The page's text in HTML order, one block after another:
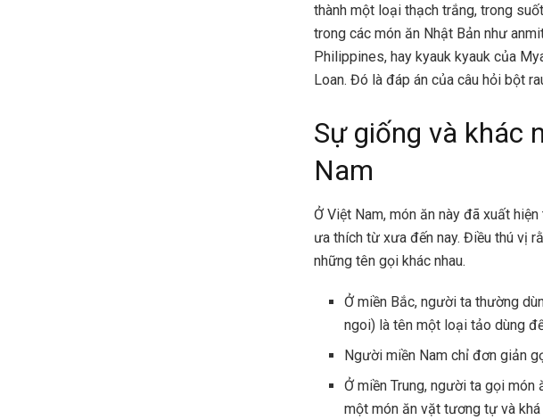
thành một loại thạch trắng, trong
trong các món ăn Nhật Bản như
Philippines, hay kyauk kyauk của
Loan. Đó là đáp án của câu hỏi bột
Sự giống và khác
Nam
Ở Việt Nam, món ăn này đã xuất
ưa thích từ xưa đến nay. Điều thú vị
những tên gọi khác nhau.
Ở miền Bắc, người ta thường
ngoi) là tên một loại tảo dùng
Người miền Nam chỉ đơn giản
Ở miền Trung, người ta gọi
một món ăn vặt tương tự và